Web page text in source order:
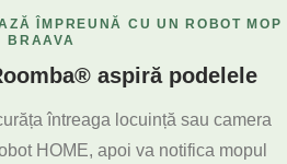
ÎMPREUNĂ CU UN ROBOT MOP
BRAAVA
aspiră podelele
întreaga locuință sau camera
HOME, apoi va notifica mopul